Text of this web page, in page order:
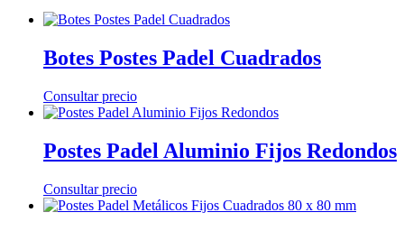
Botes Postes Padel Cuadrados
Consultar precio
Postes Padel Aluminio Fijos Redondos
Consultar precio